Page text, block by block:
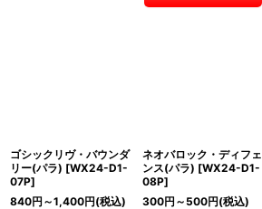
ゴシックリヴ・バウンダ
リー(パラ) [WX24-D1-
07P]
840円 ～1,400円(税込)
ネオバロック・ディフェ
ンス(パラ) [WX24-D1-
08P]
300円 ～500円(税込)